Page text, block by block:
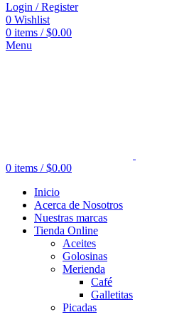
Login / Register
0 Wishlist
0 items / $0.00
Menu
0 items / $0.00
Inicio
Acerca de Nosotros
Nuestras marcas
Tienda Online
Aceites
Golosinas
Merienda
Café
Galletitas
Picadas